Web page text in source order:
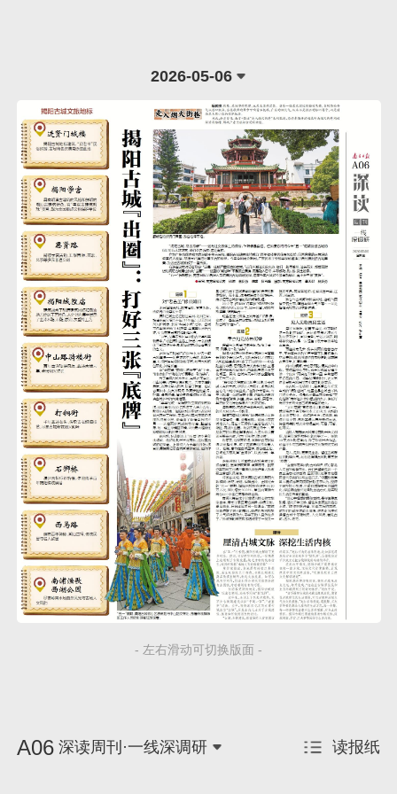
2026-05-06
- 左右滑动可切换版面 -
A06 深读周刊·一线深调研 读报纸